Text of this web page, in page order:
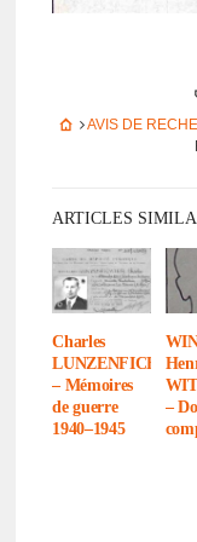
AVIS DE
ARTICLES
Charles
LUNZENFICHTER
– Mémoires
de guerre
1940–1945
–